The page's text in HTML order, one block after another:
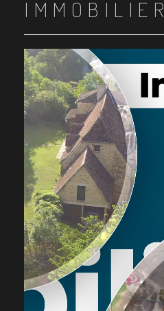
IMMOBILIER